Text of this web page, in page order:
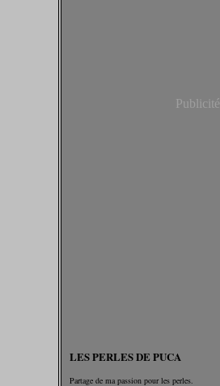
Publicité
LES PERLES DE PUCA
Partage de ma passion pour les perles.